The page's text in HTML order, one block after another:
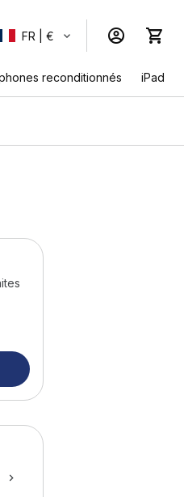
FR | €
reconditionnés iPad